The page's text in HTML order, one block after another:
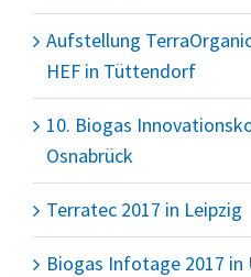
Aufstellung
HEF in Tüttendorf
10. Biogas
Osnabrück
Terratec 2017 in Leipzig
Biogas Infotage 2017 in